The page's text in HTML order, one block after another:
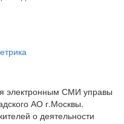
электронным СМИ управы
АО г.Москвы.
о деятельности